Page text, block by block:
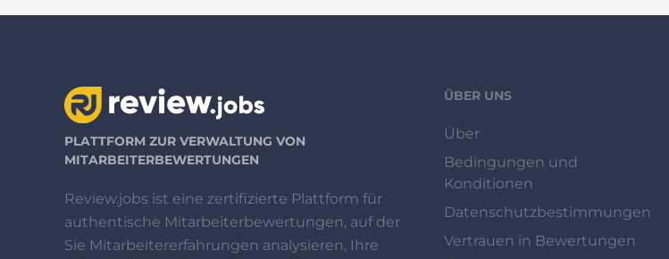
PLATTFORM ZUR VERWALTUNG VON
MITARBEITERBEWERTUNGEN
Review.jobs ist eine zertifizierte Plattform für
authentische Mitarbeiterbewertungen, auf der
Sie Mitarbeitererfahrungen analysieren, Ihre
ÜBER UNS
Über
Bedingungen und
Konditionen
Datenschutzbestimmungen
Vertrauen in Bewertungen